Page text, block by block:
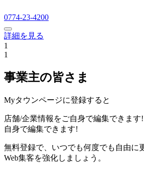
0774-23-4200
詳細を見る
1
1
事業主の皆さま
Myタウンページに登録すると
店舗/企業情報をご自身で編集できます!
自身で編集できます!
無料登録で、いつでも何度でも自由に
Web集客を強化しましょう。